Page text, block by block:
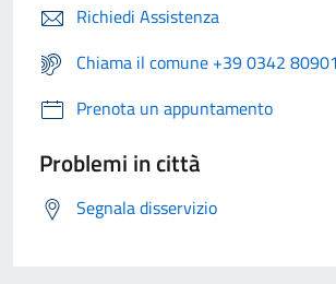
Richiedi Assistenza
Chiama il comune +39 0342
Prenota un appuntamento
Problemi in città
Segnala disservizio